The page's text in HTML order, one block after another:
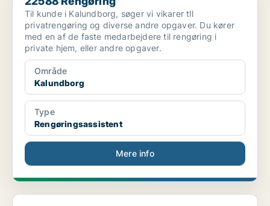
Til kunde i Kalundborg, søger vi vikarer tll
privatrengøring og diverse andre opgaver. Du kører
med en af de faste medarbejdere til rengøring i
private hjem, eller andre opgaver.
Område
Kalundborg
Type
Rengøringsassistent
Mere info
Morgenfriske rengøringsassistenter søges i Kalundb...